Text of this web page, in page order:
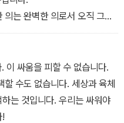
에 대해 구체적으로 언급합
설교자 혹은 종교단체에 뜨
. 거룩은 하나님의 아들의 형
거룩은 우리의 성품과 습
있도록 구체적으로 드러납
는 완벽한 의로서 오직 그리
라 그리스도의 완전함이, 우
이 비록 불완전할지라도 하나
합니다. 부모가 그들을 기쁘
보고 즐거워하듯 우리의 하
이 싸움을 피할 수 없습니다.
할 수도 없습니다. 세상과 육체
는 것입니다. 우리는 싸워야
!